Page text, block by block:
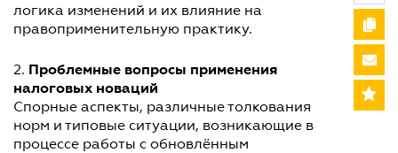
логика изменений и их влияние на
правоприменительную практику.
2. Проблемные вопросы применения
налоговых новаций
Спорные аспекты, различные толкования
норм и типовые ситуации, возникающие в
процессе работы с обновлённым